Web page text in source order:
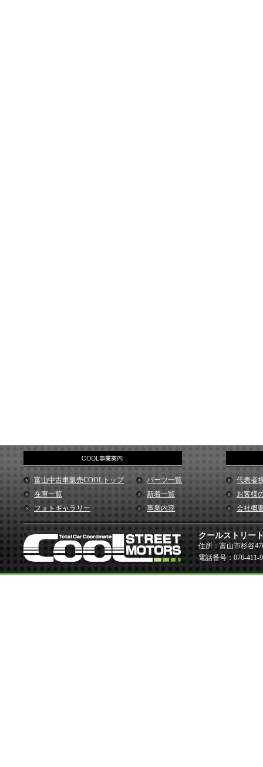
富山中古車販売COOLトップ
パーツ一覧
在庫一覧
新着一覧
フォトギャラリー
事業内容
代表者
お客様
会社概
クールストリー
住所：富山市杉谷
電話番号：076-